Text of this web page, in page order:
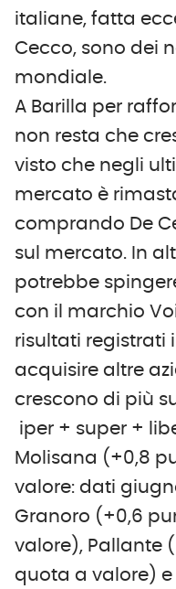
italiane, fatta
Cecco, sono dei
mondiale.
A Barilla per
non resta che
visto che negli
mercato è
comprando De
sul mercato. In
potrebbe
con il marchio
risultati registrati
acquisire altre
crescono di più
iper + super +
Molisana (+0,8
valore: dati
Granoro (+0,6
valore), Pallante
quota a valore)